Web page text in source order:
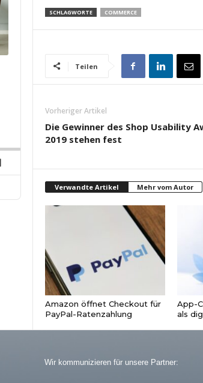
SCHLAGWORTE COMMERCE
Teilen
Vorheriger Artikel
Die Gewinner des Shop Usability
2019 stehen fest
Verwandte Artikel Mehr vom Autor
Amazon öffnet Checkout für
PayPal-Ratenzahlung
App-
als
Wir kommunizieren für unsere Partner: